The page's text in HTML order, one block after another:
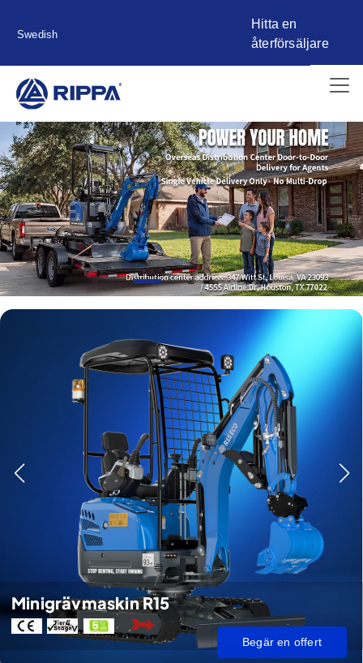
Swedish
Hitta en
återförsäljare
Minigrävmaskin R15
Begär en offert